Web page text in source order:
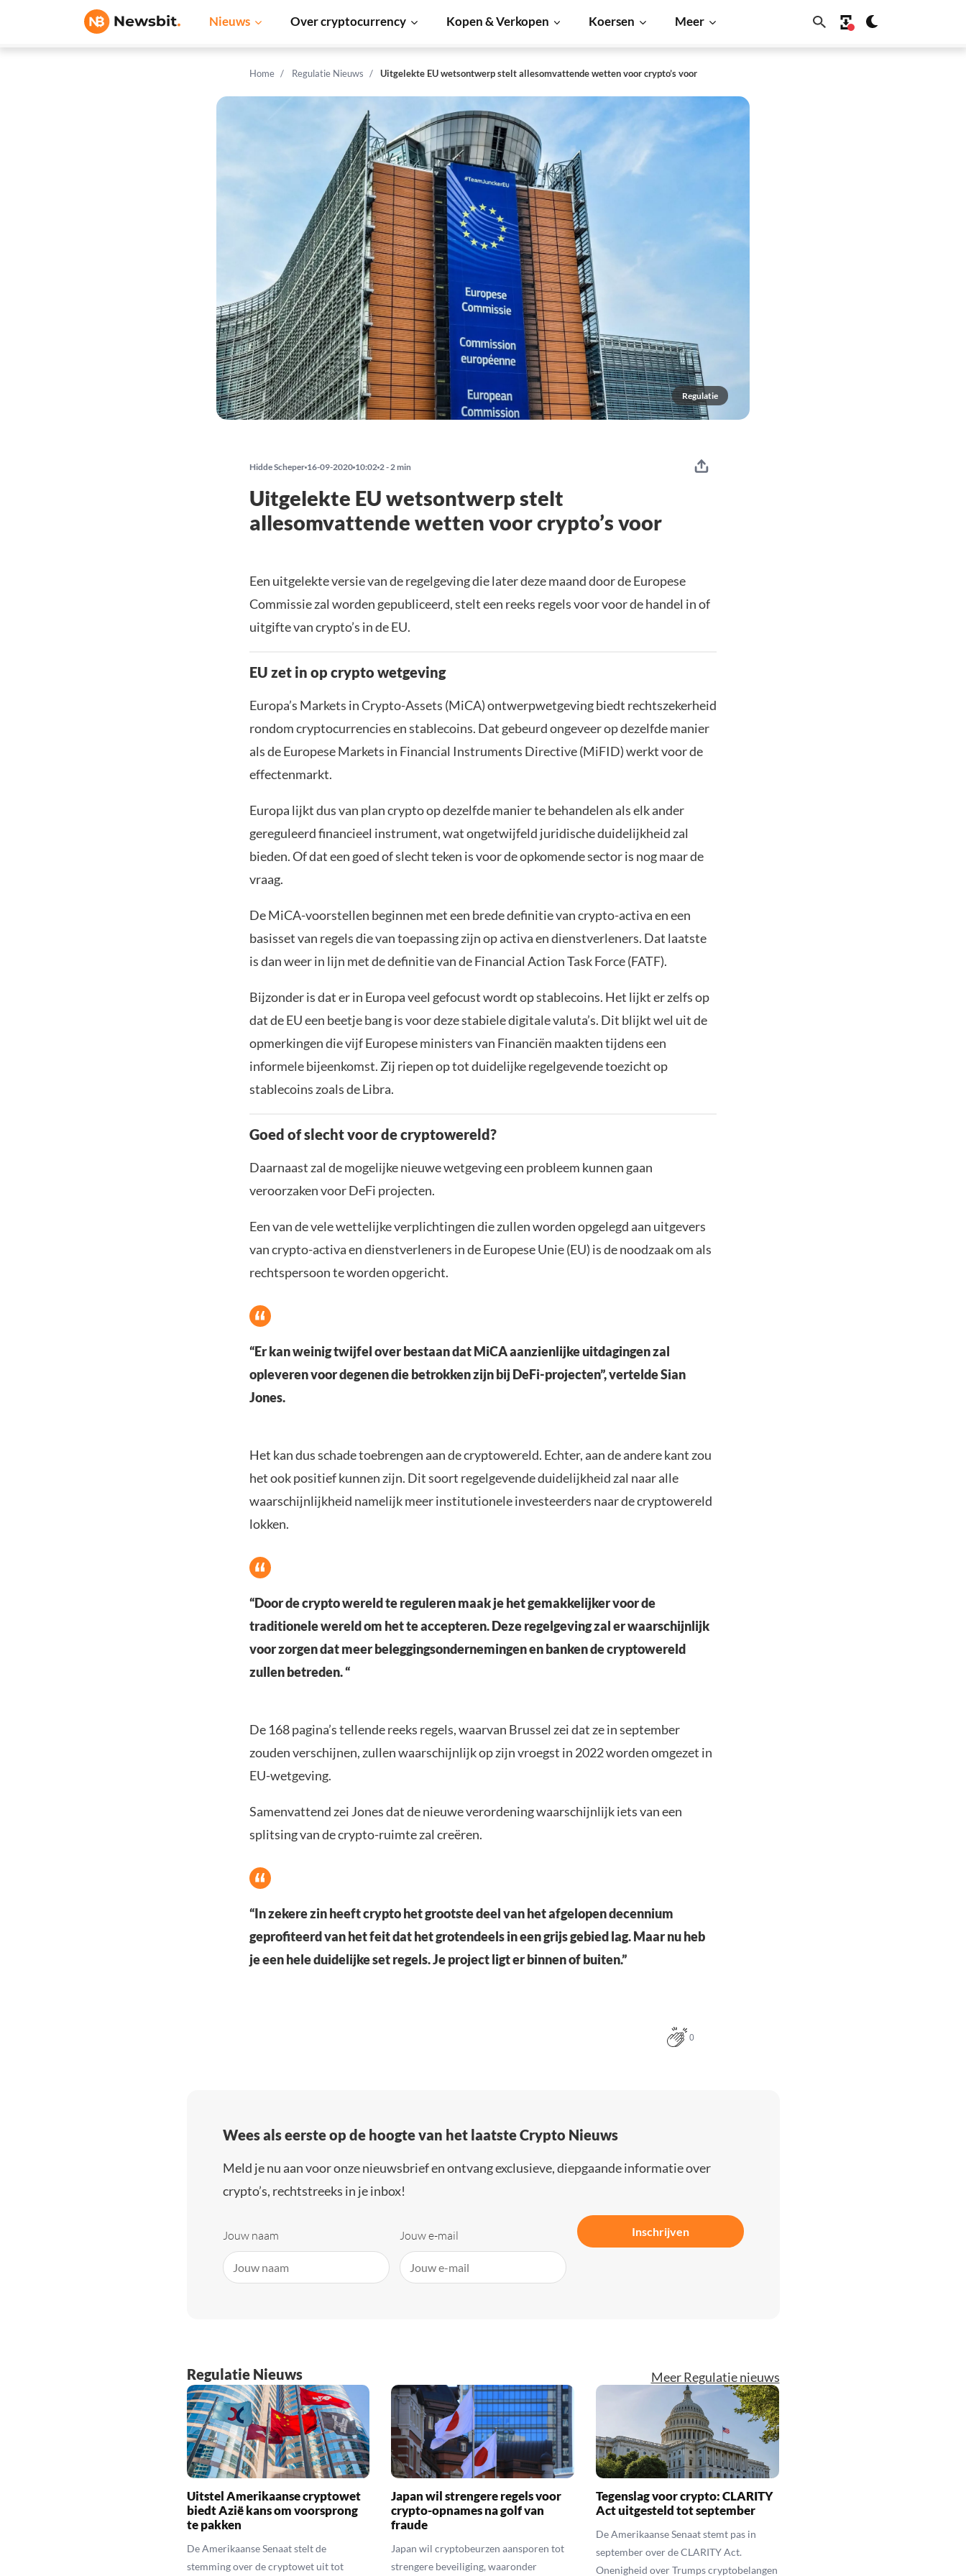
Nieuws Over cryptocurrency Kopen & Verkopen Koersen Meer
Home Regulatie Nieuws Uitgelekte EU wetsontwerp stelt allesomvattende wetten voor crypto’s voor
Regulatie
Hidde Scheper 16-09-2020 10:02 2 - 2 min
Uitgelekte EU wetsontwerp stelt
allesomvattende wetten voor crypto’s voor
Een uitgelekte versie van de regelgeving die later deze maand door de Europese
Commissie zal worden gepubliceerd, stelt een reeks regels voor voor de handel in of
uitgifte van crypto’s in de EU.
EU zet in op crypto wetgeving
Europa’s Markets in Crypto-Assets (MiCA) ontwerpwetgeving biedt rechtszekerheid
rondom cryptocurrencies en stablecoins. Dat gebeurd ongeveer op dezelfde manier
als de Europese Markets in Financial Instruments Directive (MiFID) werkt voor de
effectenmarkt.
Europa lijkt dus van plan crypto op dezelfde manier te behandelen als elk ander
gereguleerd financieel instrument, wat ongetwijfeld juridische duidelijkheid zal
bieden. Of dat een goed of slecht teken is voor de opkomende sector is nog maar de
vraag.
De MiCA-voorstellen beginnen met een brede definitie van crypto-activa en een
basisset van regels die van toepassing zijn op activa en dienstverleners. Dat laatste
is dan weer in lijn met de definitie van de Financial Action Task Force (FATF).
Bijzonder is dat er in Europa veel gefocust wordt op stablecoins. Het lijkt er zelfs op
dat de EU een beetje bang is voor deze stabiele digitale valuta’s. Dit blijkt wel uit de
opmerkingen die vijf Europese ministers van Financiën maakten tijdens een
informele bijeenkomst. Zij riepen op tot duidelijke regelgevende toezicht op
stablecoins zoals de Libra.
Goed of slecht voor de cryptowereld?
Daarnaast zal de mogelijke nieuwe wetgeving een probleem kunnen gaan
veroorzaken voor DeFi projecten.
Een van de vele wettelijke verplichtingen die zullen worden opgelegd aan uitgevers
van crypto-activa en dienstverleners in de Europese Unie (EU) is de noodzaak om als
rechtspersoon te worden opgericht.
“Er kan weinig twijfel over bestaan ​​dat MiCA aanzienlijke uitdagingen zal
opleveren voor degenen die betrokken zijn bij DeFi-projecten”, vertelde Sian
Jones.
Het kan dus schade toebrengen aan de cryptowereld. Echter, aan de andere kant zou
het ook positief kunnen zijn. Dit soort regelgevende duidelijkheid zal naar alle
waarschijnlijkheid namelijk meer institutionele investeerders naar de cryptowereld
lokken.
“Door de crypto wereld te reguleren maak je het gemakkelijker voor de
traditionele wereld om het te accepteren. Deze regelgeving zal er waarschijnlijk
voor zorgen dat meer beleggingsondernemingen en banken de cryptowereld
zullen betreden. “
De 168 pagina’s tellende reeks regels, waarvan Brussel zei dat ze in september
zouden verschijnen, zullen waarschijnlijk op zijn vroegst in 2022 worden omgezet in
EU-wetgeving.
Samenvattend zei Jones dat de nieuwe verordening waarschijnlijk iets van een
splitsing van de crypto-ruimte zal creëren.
“In zekere zin heeft crypto het grootste deel van het afgelopen decennium
geprofiteerd van het feit dat het grotendeels in een grijs gebied lag. Maar nu heb
je een hele duidelijke set regels. Je project ligt er binnen of buiten.”
0
Wees als eerste op de hoogte van het laatste Crypto Nieuws
Meld je nu aan voor onze nieuwsbrief en ontvang exclusieve, diepgaande informatie over
crypto’s, rechtstreeks in je inbox!
Jouw naam Jouw e-mail Inschrijven
Regulatie Nieuws Meer Regulatie nieuws
Uitstel Amerikaanse cryptowet
biedt Azië kans om voorsprong
te pakken
De Amerikaanse Senaat stelt de
stemming over de cryptowet uit tot
Japan wil strengere regels voor
crypto-opnames na golf van
fraude
Japan wil cryptobeurzen aansporen tot
strengere beveiliging, waaronder
Tegenslag voor crypto: CLARITY
Act uitgesteld tot september
De Amerikaanse Senaat stemt pas in
september over de CLARITY Act.
Onenigheid over Trumps cryptobelangen